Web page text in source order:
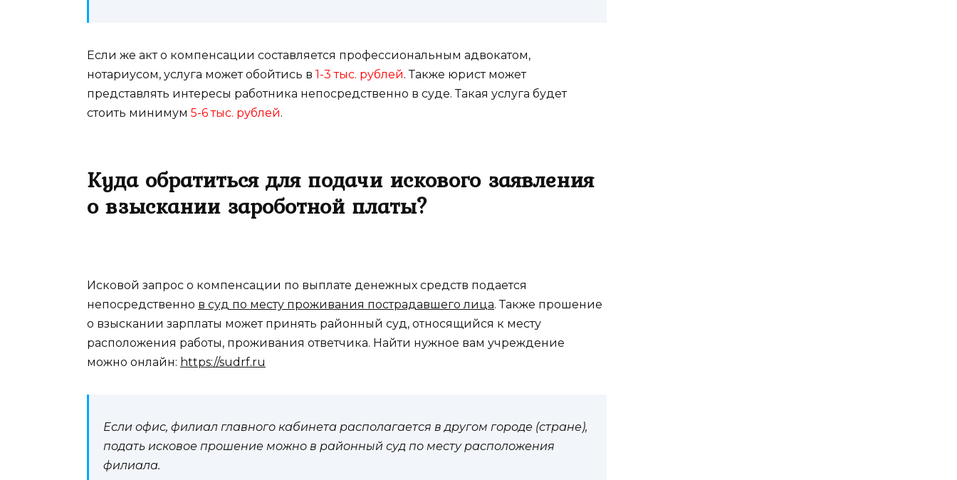
Если же акт о компенсации составляется профессиональным адвокатом,
нотариусом, услуга может обойтись в 1-3 тыс. рублей. Также юрист может
представлять интересы работника непосредственно в суде. Такая услуга будет
стоить минимум 5-6 тыс. рублей.
Куда обратиться для подачи искового заявления
о взыскании зароботной платы?
Исковой запрос о компенсации по выплате денежных средств подается
непосредственно в суд по месту проживания пострадавшего лица. Также прошение
о взыскании зарплаты может принять районный суд, относящийся к месту
расположения работы, проживания ответчика. Найти нужное вам учреждение
можно онлайн: https://sudrf.ru
Если офис, филиал главного кабинета располагается в другом городе (стране),
подать исковое прошение можно в районный суд по месту расположения
филиала.